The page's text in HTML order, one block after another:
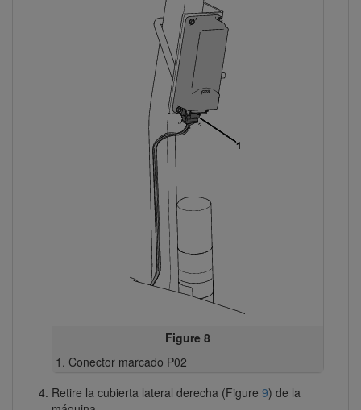
Figure 8
Conector marcado P02
Retire la cubierta lateral derecha (Figure 9) de la